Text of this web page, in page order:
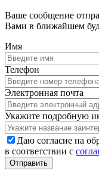
Ваше сообщение
Вами в ближайшем
Имя
Телефон
Электронная почта
Укажите подробную
Даю согласие на
в соответствии с